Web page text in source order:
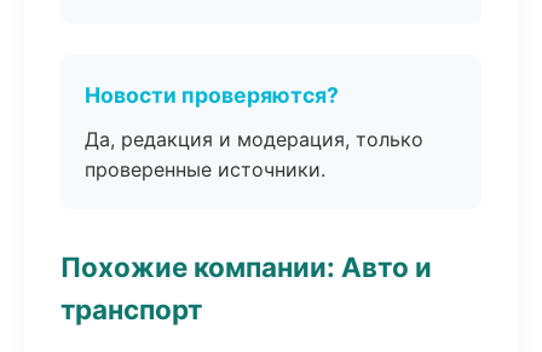
Новости проверяются?
Да, редакция и модерация, только
проверенные источники.
Похожие компании: Авто и
транспорт